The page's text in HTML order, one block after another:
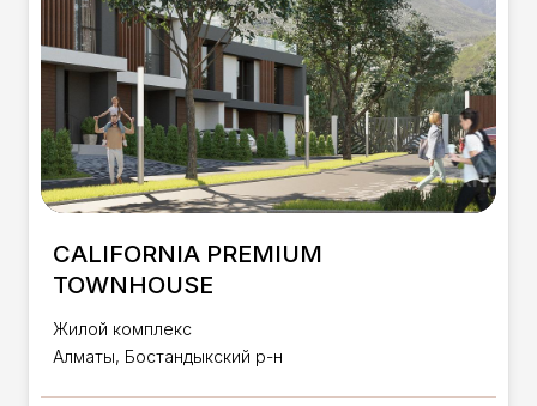
CALIFORNIA PREMIUM
TOWNHOUSE
Жилой комплекс
Алматы, Бостандыкский р-н